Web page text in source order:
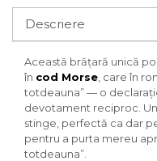
Descriere
Această brățară unică
în cod Morse , care în
totdeauna” — o
devotament reciproc.
stinge, perfectă ca dar
pentru a purta mereu
totdeauna”.